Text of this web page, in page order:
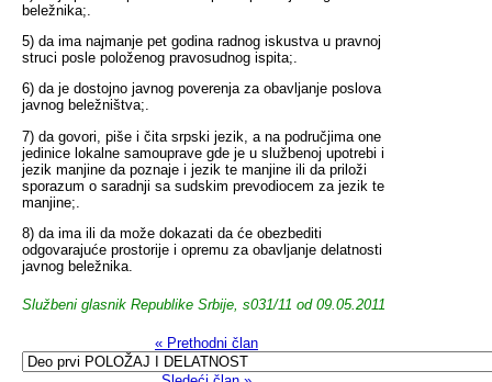
beležnika;.
5) da ima najmanje pet godina radnog iskustva u pravnoj
struci posle položenog pravosudnog ispita;.
6) da je dostojno javnog poverenja za obavljanje poslova
javnog beležništva;.
7) da govori, piše i čita srpski jezik, a na područjima one
jedinice lokalne samouprave gde je u službenoj upotrebi i
jezik manjine da poznaje i jezik te manjine ili da priloži
sporazum o saradnji sa sudskim prevodiocem za jezik te
manjine;.
8) da ima ili da može dokazati da će obezbediti
odgovarajuće prostorije i opremu za obavljanje delatnosti
javnog beležnika.
Službeni glasnik Republike Srbije, s031/11 od 09.05.2011
« Prethodni član